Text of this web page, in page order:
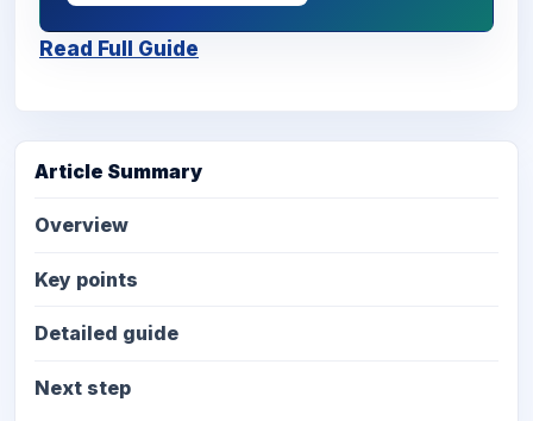
Read Full Guide
Article Summary
Overview
Key points
Detailed guide
Next step